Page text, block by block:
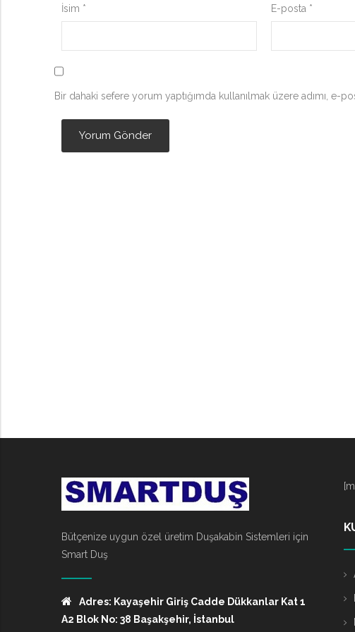
İsim * E-posta *
Bir dahaki sefere yorum yaptığımda kullanılmak üzere adımı, e-
Bütçenize uygun özel üretim Duşakabin Sistemleri için
Smart Duş
Adres: Kayaşehir Giriş Cadde Dükkanlar Kat 1
A2 Blok No: 38 Başakşehir, İstanbul